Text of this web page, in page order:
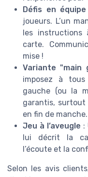
Défis en équipe
joueurs. L’un
les
carte.
mise !
Variante "main
imposez à
gauche (ou la
garantis,
en fin de manche.
Jeu à l’aveugle :
lui décrit la
l’écoute et la
Selon les avis